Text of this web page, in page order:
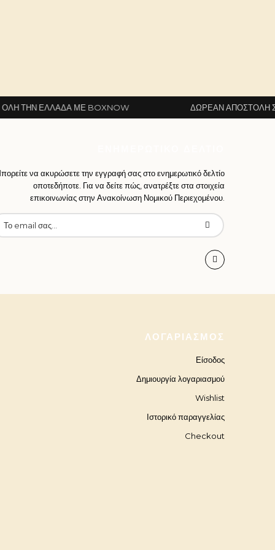
ΜΕ BOXNOW ΔΩΡΕΆΝ ΑΠΟΣΤΟΛΉ ΣΕ ΌΛΗ ΤΗΝ
να ακυρώσετε την εγγραφή σας στο ενημερωτικό δελτίο
οποτεδήποτε. Για να δείτε πώς, ανατρέξτε στα στοιχεία
επικοινωνίας στην Ανακοίνωση Νομικού Περιεχομένου.
ΛΟΓΑΡΙΑΣΜΌΣ
Είσοδος
Δημιουργία λογαριασμού
Wishlist
Ιστορικό παραγγελίας
Checkout